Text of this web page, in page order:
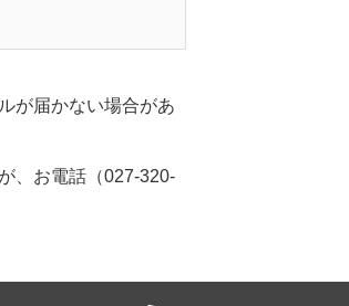
が届かない場合があ
、お電話（027-320-